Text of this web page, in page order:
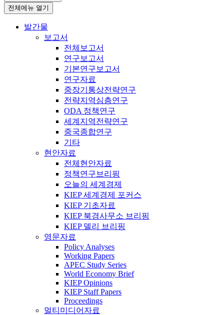
전체메뉴 열기
발간물
보고서
전체보고서
연구보고서
기본연구보고서
연구자료
중장기통상전략연구
전략지역심층연구
ODA 정책연구
세계지역전략연구
중국종합연구
기타
현안자료
전체현안자료
정책연구브리핑
오늘의 세계경제
KIEP 세계경제 포커스
KIEP 기초자료
KIEP 북경사무소 브리핑
KIEP 델리 브리핑
영문자료
Policy Analyses
Working Papers
APEC Study Series
World Economy Brief
KIEP Opinions
KIEP Staff Papers
Proceedings
멀티미디어자료